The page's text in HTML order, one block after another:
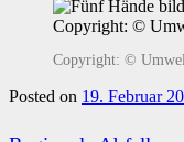
Copyright: ©
Posted on 19. Februar